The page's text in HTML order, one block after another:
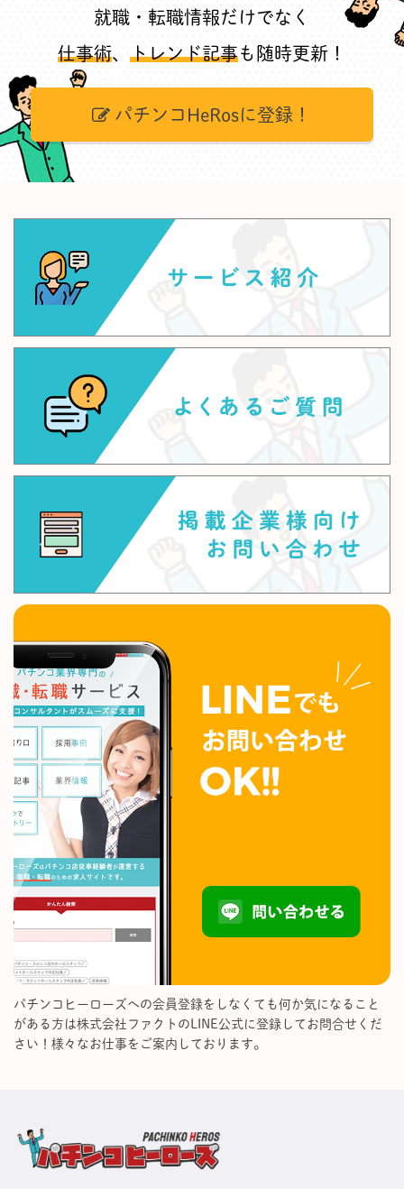
就職・転職情報だけでなく
仕事術、 トレンド記事も随時更新！
パチンコHeRosに登録！
パチンコヒーローズへの会員登録をしなくても何か気になること
がある方は株式会社ファクトのLINE公式に登録してお問合せくだ
さい！様々なお仕事をご案内しております。